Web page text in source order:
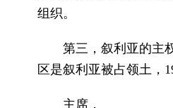
组织。
第三，叙利亚的主
区是叙利亚被占领土，
主席，